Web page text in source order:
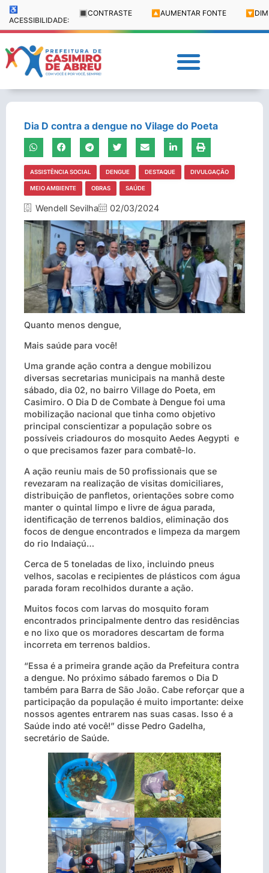
♿
ACESSIBILIDADE:
🔳 CONTRASTE 🔼 AUMENTAR FONTE 🔽
Dia D contra a dengue no Vilage do Poeta
ASSISTÊNCIA SOCIAL DENGUE DESTAQUE DIVULGAÇÃO
MEIO AMBIENTE OBRAS SAÚDE
Wendell Sevilha 02/03/2024
Quanto menos dengue,
Mais saúde para você!
Uma grande ação contra a dengue mobilizou
diversas secretarias municipais na manhã deste
sábado, dia 02, no bairro Village do Poeta, em
Casimiro. O Dia D de Combate à Dengue foi uma
mobilização nacional que tinha como objetivo
principal conscientizar a população sobre os
possíveis criadouros do mosquito Aedes Aegypti e
o que precisamos fazer para combatê-lo.
A ação reuniu mais de 50 profissionais que se
revezaram na realização de visitas domiciliares,
distribuição de panfletos, orientações sobre como
manter o quintal limpo e livre de água parada,
identificação de terrenos baldios, eliminação dos
focos de dengue encontrados e limpeza da margem
do rio Indaiaçú…
Cerca de 5 toneladas de lixo, incluindo pneus
velhos, sacolas e recipientes de plásticos com água
parada foram recolhidos durante a ação.
Muitos focos com larvas do mosquito foram
encontrados principalmente dentro das residências
e no lixo que os moradores descartam de forma
incorreta em terrenos baldios.
“Essa é a primeira grande ação da Prefeitura contra
a dengue. No próximo sábado faremos o Dia D
também para Barra de São João. Cabe reforçar que a
participação da população é muito importante: deixe
nossos agentes entrarem nas suas casas. Isso é a
Saúde indo até você!” disse Pedro Gadelha,
secretário de Saúde.